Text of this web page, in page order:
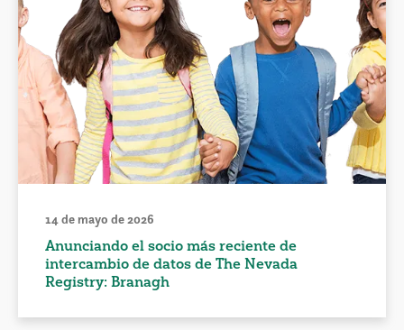
14 de mayo de 2026
Anunciando el socio más reciente de
intercambio de datos de The Nevada
Registry: Branagh